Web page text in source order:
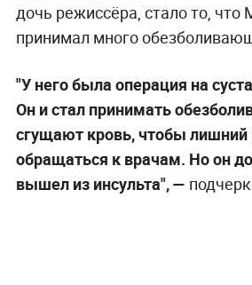
дочь режиссёра, стало то,
принимал много
"У него была операция на
Он и стал принимать
сгущают кровь, чтобы лишний
обращаться к врачам. Но он
вышел из инсульта", —